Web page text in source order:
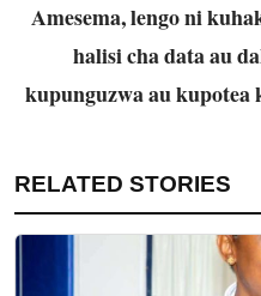
Amesema, lengo ni
halisi cha data au
kupunguzwa au kupotea
RELATED STORIES